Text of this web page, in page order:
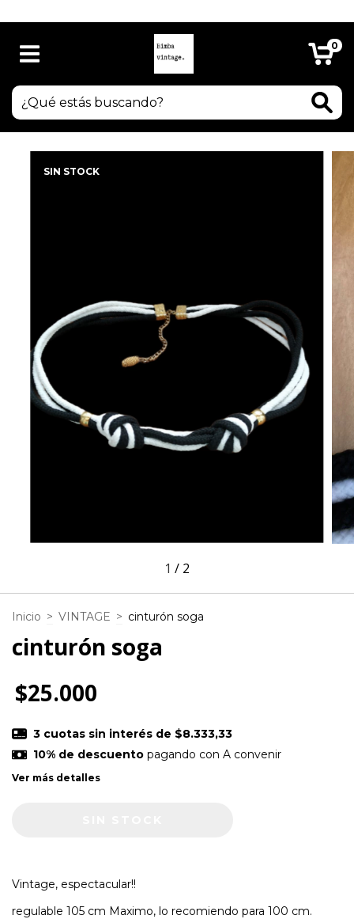
0
SIN STOCK
1 / 2
Inicio > VINTAGE > cinturón soga
cinturón soga
$25.000
3 cuotas sin interés de $8.333,33
10% de descuentopagando con A convenir
Ver más detalles
Vintage, espectacular!!
regulable 105 cm Maximo, lo recomiendo para 100 cm.